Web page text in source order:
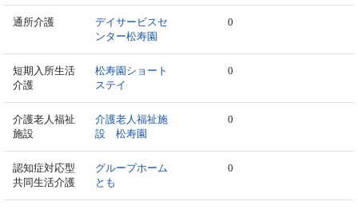
通所介護
デイサービスセ
ンター松寿園
0
短期入所生活
介護
松寿園ショート
ステイ
0
介護老人福祉
施設
介護老人福祉施
設 松寿園
0
認知症対応型
共同生活介護
グループホーム
とも
0